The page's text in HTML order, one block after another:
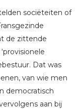
sociëteiten of
de zittende
Dat was
van wie men
democratisch
aan bij